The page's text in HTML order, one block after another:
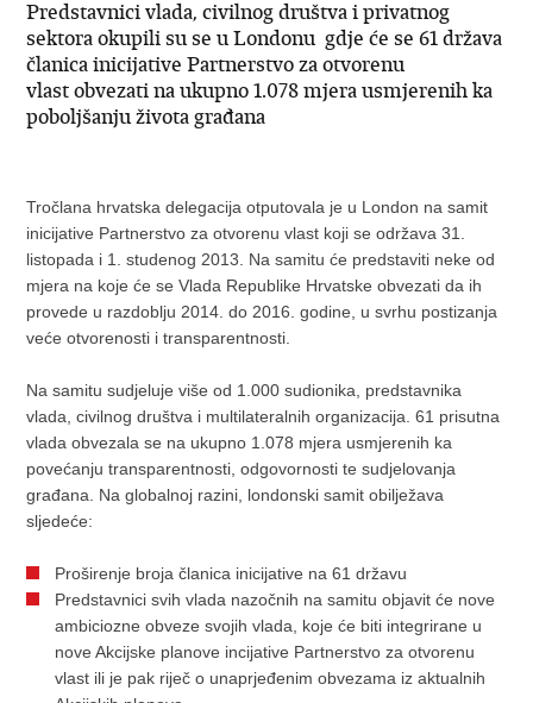
Predstavnici vlada, civilnog društva i privatnog
sektora okupili su se u Londonu gdje će se 61 država
članica inicijative Partnerstvo za otvorenu
vlast obvezati na ukupno 1.078 mjera usmjerenih ka
poboljšanju života građana
Tročlana hrvatska delegacija otputovala je u London na samit
inicijative Partnerstvo za otvorenu vlast koji se održava 31.
listopada i 1. studenog 2013. Na samitu će predstaviti neke od
mjera na koje će se Vlada Republike Hrvatske obvezati da ih
provede u razdoblju 2014. do 2016. godine, u svrhu postizanja
veće otvorenosti i transparentnosti.
Na samitu sudjeluje više od 1.000 sudionika, predstavnika
vlada, civilnog društva i multilateralnih organizacija. 61 prisutna
vlada obvezala se na ukupno 1.078 mjera usmjerenih ka
povećanju transparentnosti, odgovornosti te sudjelovanja
građana. Na globalnoj razini, londonski samit obilježava
sljedeće:
Proširenje broja članica inicijative na 61 državu
Predstavnici svih vlada nazočnih na samitu objavit će nove
ambiciozne obveze svojih vlada, koje će biti integrirane u
nove Akcijske planove incijative Partnerstvo za otvorenu
vlast ili je pak riječ o unaprjeđenim obvezama iz aktualnih